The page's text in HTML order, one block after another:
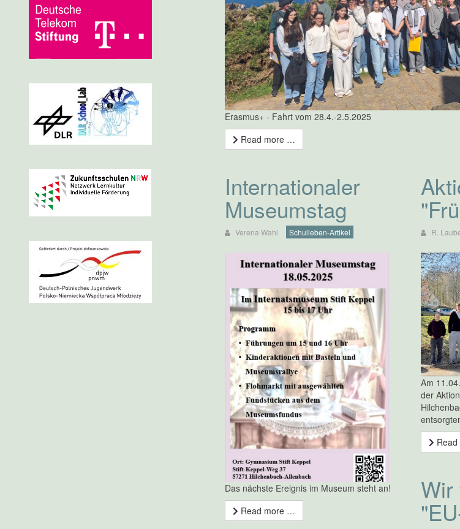
Erasmus+ - Fahrt vom 28.4.-2.5.2025
Read more …
Internationaler
Museumstag
Verena Wahl Schulleben-Artikel
Das nächste Ereignis im Museum steht an!
Read more …
R.
Am
der
Wir